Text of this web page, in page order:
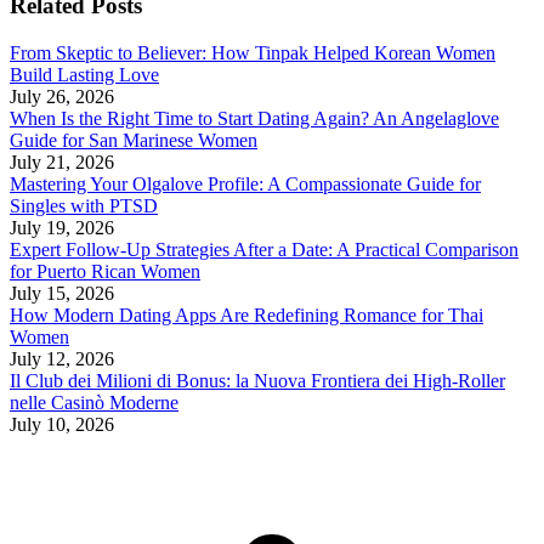
Related Posts
From Skeptic to Believer: How Tinpak Helped Korean Women
Build Lasting Love
July 26, 2026
When Is the Right Time to Start Dating Again? An Angelaglove
Guide for San Marinese Women
July 21, 2026
Mastering Your Olgalove Profile: A Compassionate Guide for
Singles with PTSD
July 19, 2026
Expert Follow‑Up Strategies After a Date: A Practical Comparison
for Puerto Rican Women
July 15, 2026
How Modern Dating Apps Are Redefining Romance for Thai
Women
July 12, 2026
Il Club dei Milioni di Bonus: la Nuova Frontiera dei High‑Roller
nelle Casinò Moderne
July 10, 2026